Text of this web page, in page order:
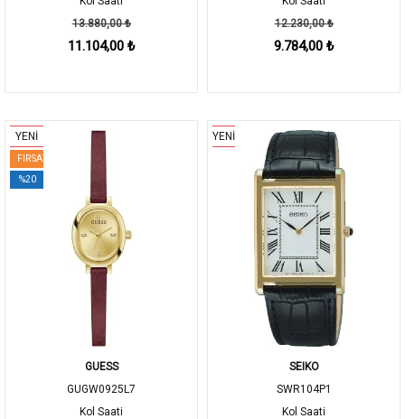
13.880,00 ₺
11.104,00 ₺
12.230,00 ₺
9.784,00 ₺
YENİ
FIRSAT
%20
GUESS
GUGW0925L7
Kol Saati
YENİ
SEIKO
SWR104P1
Kol Saati